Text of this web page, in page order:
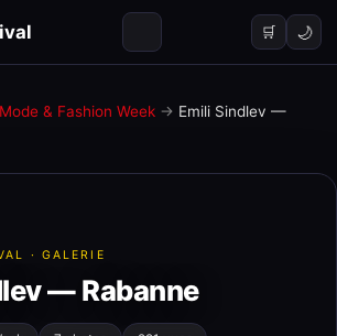
🛒 🌙
Mode & Fashion Week → Emili Sindlev —
· GALERIE
— Rabanne